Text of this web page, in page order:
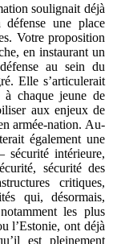
soulignait déjà
défense une place
Votre proposition
en instaurant un
au sein du
Elle s’articulerait
chaque jeune de
aux enjeux de
armée-nation. Au-
également une
sécurité intérieure,
sécurité des
critiques,
qui, désormais,
les plus
l’Estonie, ont déjà
est pleinement